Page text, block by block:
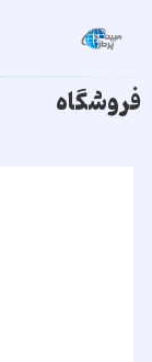
فروشگاه